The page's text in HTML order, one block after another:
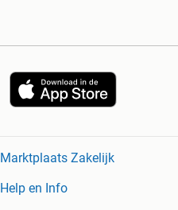
Marktplaats Zakelijk
Help en Info